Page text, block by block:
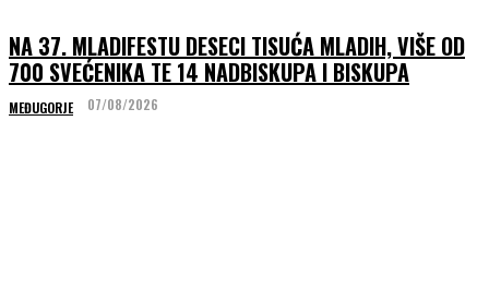
NA 37. MLADIFESTU DESECI TISUĆA MLADIH, VIŠE OD
700 SVEĆENIKA TE 14 NADBISKUPA I BISKUPA
MEĐUGORJE 07/08/2026